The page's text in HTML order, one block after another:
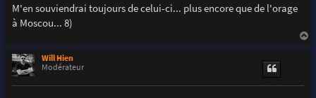
M'en souviendrai toujours de celui-ci... plus encore que de l'orage
à Moscou... 8)
Will Hien
Modérateur